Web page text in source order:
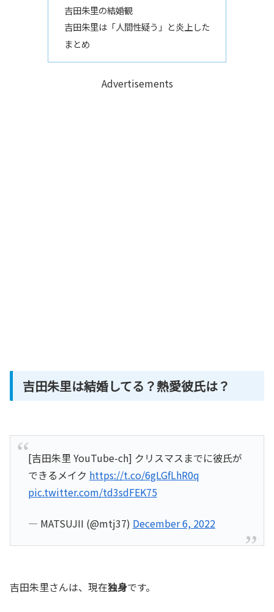
吉田朱里の結婚観
吉田朱里は「人間性疑う」と炎上した
まとめ
Advertisements
吉田朱里は結婚してる？熱愛彼氏は？
[吉田朱里 YouTube-ch] クリスマスまでに彼氏が
できるメイク https://t.co/6gLGfLhR0q
pic.twitter.com/td3sdFEK75
— MATSUJII (@mtj37) December 6, 2022
吉田朱里さんは、現在独身です。